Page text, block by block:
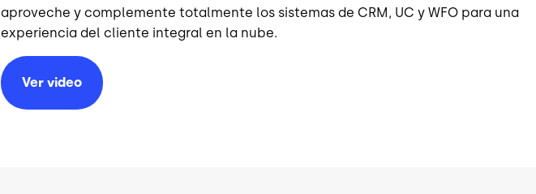
aproveche y complemente totalmente los sistemas de CRM, UC y WFO para una
experiencia del cliente integral en la nube.
Ver video